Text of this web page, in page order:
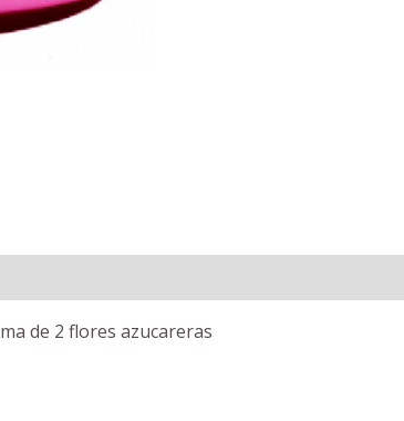
de 2 flores azucareras